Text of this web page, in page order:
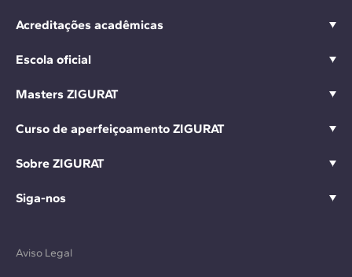
Acreditações acadêmicas
Escola oficial
Masters ZIGURAT
Curso de aperfeiçoamento ZIGURAT
Sobre ZIGURAT
Siga-nos
Aviso Legal